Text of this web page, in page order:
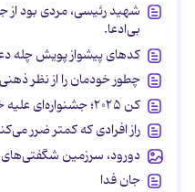
شهید رئیسی، مردی بود از
بی‌ادعا.
کدهای پیشواز پویش چله
چطور خودمان را از نظر ذهنی ۳۸ برابر قوی‌تر کنیم؟
کن ۲۰۲۵؛ جشنواره‌ای علیه خانواده
راز افرادی که کمتر ضرر
دورود، سرزمین
جان فدا